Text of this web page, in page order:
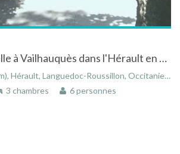
Maison individuelle à Vailhauquès dans l'Hérault en Languedoc-Rousillon
Hérault, Languedoc-Roussillon, Occitanie, France
3 chambres 6 personnes